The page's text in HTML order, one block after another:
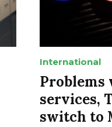
International
Problems
services,
switch to